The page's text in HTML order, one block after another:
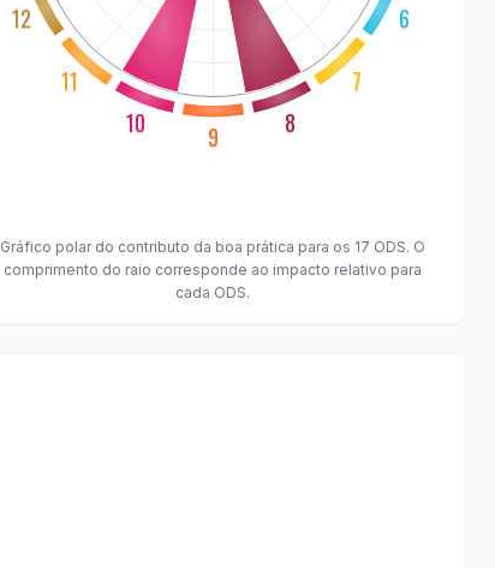
Loja de Emprego. Disponível em: https://
6
7
8
9
10
11
12
Gráfico polar do contributo da boa prática para os 17 ODS. O
comprimento do raio corresponde ao impacto relativo para
cada ODS.